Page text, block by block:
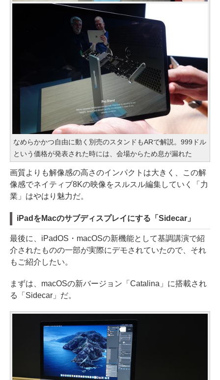
なめらかかつ自由に動く別売のスタンドもARで解説。999ドル
という価格が発表された時には、会場からため息が漏れた
画質よりも解像感の高さのインパクトは大きく、この解
像感でネイティブ8Kの映像をスルスル編集していく「力
業」はやはり魅力だ。
iPadをMacのサブディスプレイにする「Sidecar」
最後に、iPadOS・macOSの新機能として基調講演で紹
介されたものの一部が実際にデモされていたので、それ
もご紹介したい。
まずは、macOSの新バージョン「Catalina」に搭載され
る「Sidecar」だ。